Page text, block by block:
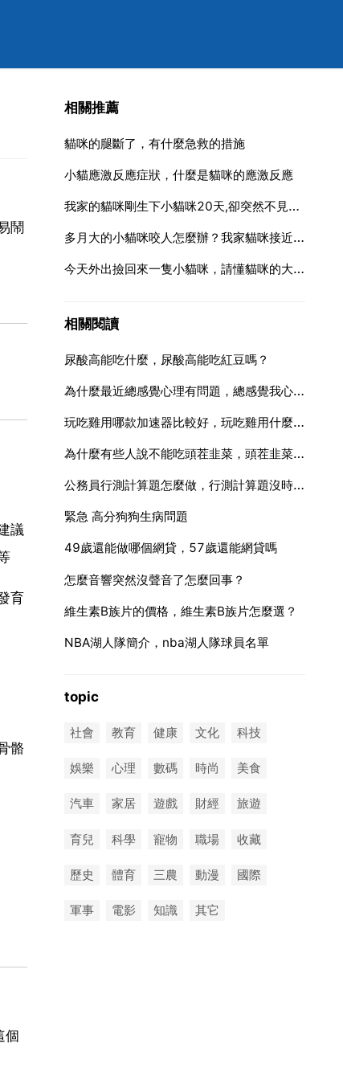
鬧
議
育
骼
個
相關推薦
貓咪的腿斷了，有什麼急救的措施
小貓應激反應症狀，什麼是貓咪的應激反應
我家的貓咪剛生下小貓咪20天,卻突然不見了 快星期沒回家了,是死了嗎還是
多月大的小貓咪咬人怎麼辦？我家貓咪接近兩個月，來家裡十多天了，都和我家狗狗玩，狗狗老是咬他，使
今天外出撿回來一隻小貓咪，請懂貓咪的大神幫忙看看是什麼品種
相關閱讀
尿酸高能吃什麼，尿酸高能吃紅豆嗎？
為什麼最近總感覺心理有問題，總感覺我心理有問題，我該怎麼辦好？
玩吃雞用哪款加速器比較好，玩吃雞用什麼加速器比較好？
為什麼有些人說不能吃頭茬韭菜，頭茬韭菜是「發物」嗎
公務員行測計算題怎麼做，行測計算題沒時間做
緊急 高分狗狗生病問題
49歲還能做哪個網貸，57歲還能網貸嗎
怎麼音響突然沒聲音了怎麼回事？
維生素B族片的價格，維生素B族片怎麼選？
NBA湖人隊簡介，nba湖人隊球員名單
topic
社會 教育 健康 文化 科技
娛樂 心理 數碼 時尚 美食
汽車 家居 遊戲 財經 旅遊
育兒 科學 寵物 職場 收藏
歷史 體育 三農 動漫 國際
軍事 電影 知識 其它